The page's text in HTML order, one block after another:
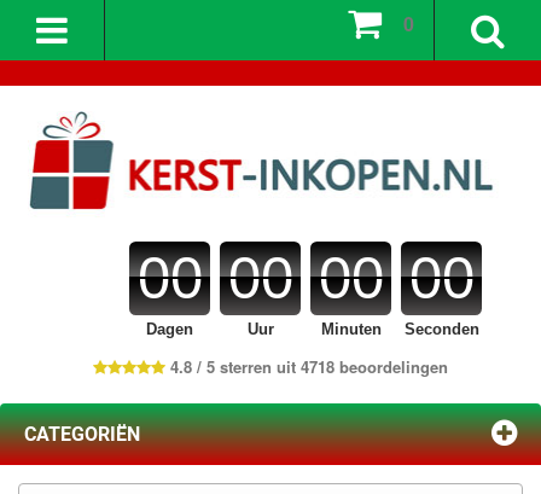
00
Dagen
00
Uur
00
Minuten
00
Seconden
4.8 / 5 sterren uit 4718 beoordelingen
0
CATEGORIËN